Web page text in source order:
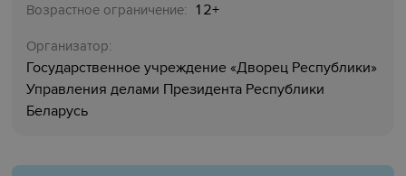
Возрастное ограничение: 12+
Организатор:
Государственное учреждение «‎Дворец Республики»
Управления делами Президента Республики
Беларусь